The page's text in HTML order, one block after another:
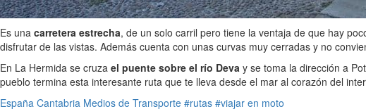
Es una carretera estrecha, de un solo carril pero tiene la ventaja de que hay
disfrutar de las vistas. Además cuenta con unas curvas muy cerradas y no
En La Hermida se cruza el puente sobre el río Deva y se toma la dirección a
pueblo termina esta interesante ruta que te lleva desde el mar al corazón del
España Cantabria Medios de Transporte #rutas #viajar en moto